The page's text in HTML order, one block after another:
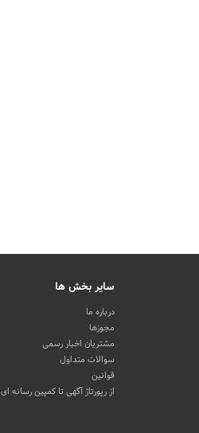
سایر بخش ها
درباره ما
مجوزها
مشتریان اخبار رسمی
سوالات متداول
قوانین
از رپورتاژ آگهی تا کمپین رسانه ای